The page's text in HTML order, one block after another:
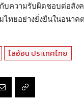
ความรับผิดชอบต่อสัง
ทยอย่างยั่งยืนในอนาคต
ไลอ้อน ประเทศไทย